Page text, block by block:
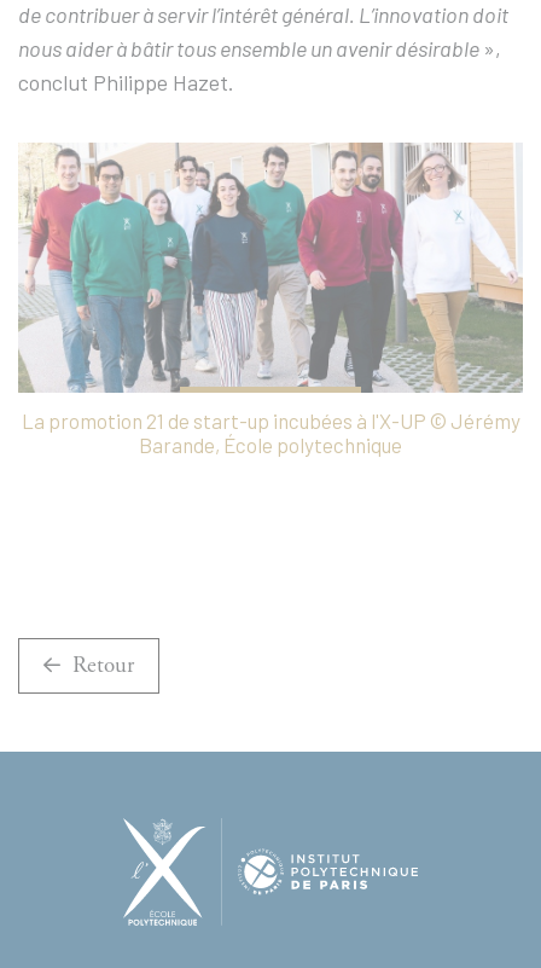
de contribuer à servir l’intérêt général. L’innovation doit
nous aider à bâtir tous ensemble un avenir désirable »,
conclut Philippe Hazet.
La promotion 21 de start-up incubées à l'X-UP © Jérémy
Barande, École polytechnique
Retour